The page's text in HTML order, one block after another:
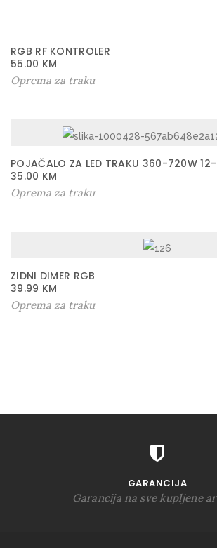
RGB RF KONTROLER
55.00 KM
Oprema za traku
POJAČALO ZA LED TRAKU 360-720W
35.00 KM
Oprema za traku
ZIDNI DIMER RGB
39.99 KM
Oprema za traku
GARANCIJA
Garancija na sve kupljene